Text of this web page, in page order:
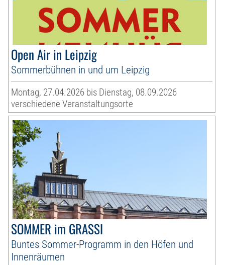
Open Air in Leipzig
Sommerbühnen in und um Leipzig
Montag, 27.04.2026 bis Dienstag, 08.09.2026
verschiedene Veranstaltungsorte
SOMMER im GRASSI
Buntes Sommer-Programm in den Höfen und
Innenräumen